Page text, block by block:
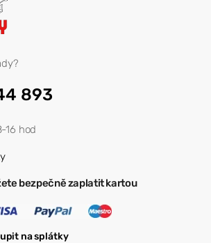
893
16 hod
bezpečně zaplatit kartou
na splátky